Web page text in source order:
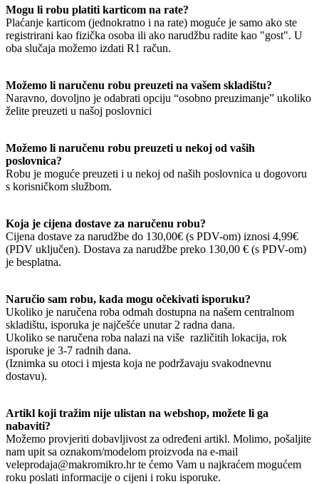
Mogu li robu platiti karticom na rate?
Plaćanje karticom (jednokratno i na rate) moguće je samo ako ste
registrirani kao fizička osoba ili ako narudžbu radite kao "gost". U
oba slučaja možemo izdati R1 račun.
Možemo li naručenu robu preuzeti na vašem skladištu?
Naravno, dovoljno je odabrati opciju “osobno preuzimanje” ukoliko
želite preuzeti u našoj poslovnici
Možemo li naručenu robu preuzeti u nekoj od vaših
poslovnica?
Robu je moguće preuzeti i u nekoj od naših poslovnica u dogovoru
s korisničkom službom.
Koja je cijena dostave za naručenu robu?
Cijena dostave za narudžbe do 130,00€ (s PDV-om) iznosi 4,99€
(PDV uključen). Dostava za narudžbe preko 130,00 € (s PDV-om)
je besplatna.
Naručio sam robu, kada mogu očekivati isporuku?
Ukoliko je naručena roba odmah dostupna na našem centralnom
skladištu, isporuka je najčešće unutar 2 radna dana.
Ukoliko se naručena roba nalazi na više različitih lokacija, rok
isporuke je 3-7 radnih dana.
(Iznimka su otoci i mjesta koja ne podržavaju svakodnevnu
dostavu).
Artikl koji tražim nije ulistan na webshop, možete li ga
nabaviti?
Možemo provjeriti dobavljivost za određeni artikl. Molimo, pošaljite
nam upit sa oznakom/modelom proizvoda na e-mail
veleprodaja@makromikro.hr te ćemo Vam u najkraćem mogućem
roku poslati informacije o cijeni i roku isporuke.